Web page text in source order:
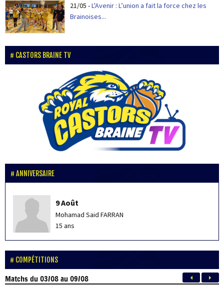
21/05 -L'Avenir : L’union a fait la force chez les
Brainoises...
CASTORS BRAINE TV
ANNIVERSAIRE
9 Août
Mohamad Said FARRAN
15 ans
COMPÉTITIONS
Matchsdu 03/08 au 09/08